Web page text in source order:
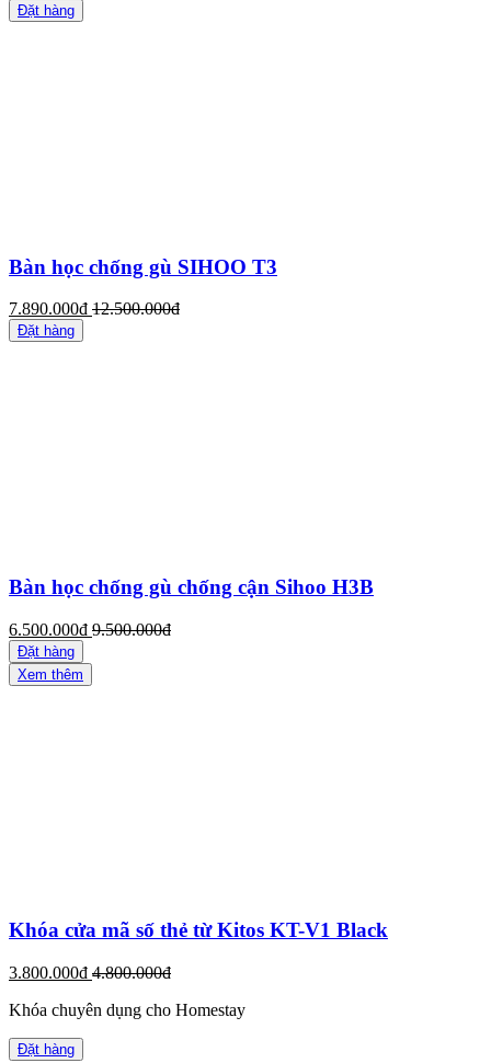
Đặt hàng
Bàn học chống gù SIHOO T3
7.890.000đ 12.500.000đ
Đặt hàng
Bàn học chống gù chống cận Sihoo H3B
6.500.000đ 9.500.000đ
Đặt hàng
Xem thêm
Khóa cửa mã số thẻ từ Kitos KT-V1 Black
3.800.000đ 4.800.000đ
Khóa chuyên dụng cho Homestay
Đặt hàng